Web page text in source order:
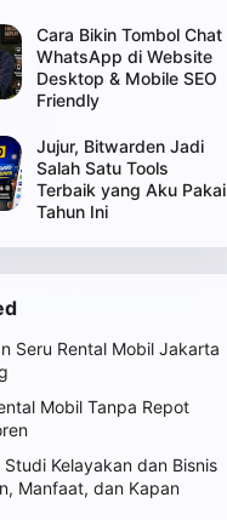
Cara Bikin Tombol Chat
WhatsApp di Website
Desktop & Mobile SEO
Friendly
Jujur, Bitwarden Jadi
Salah Satu Tools
Terbaik yang Aku Pakai
Tahun Ini
Seru Rental Mobil Jakarta
Mobil Tanpa Repot
Kelayakan dan Bisnis
Manfaat, dan Kapan